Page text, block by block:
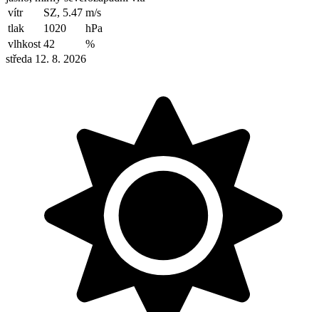
vítr
SZ, 5.47 m/s
tlak
1020
hPa
vlhkost 42
%
středa 12. 8. 2026